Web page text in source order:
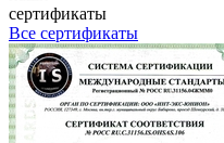
сертификаты
Все сертификаты